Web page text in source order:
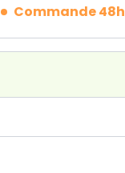
Commande 48h